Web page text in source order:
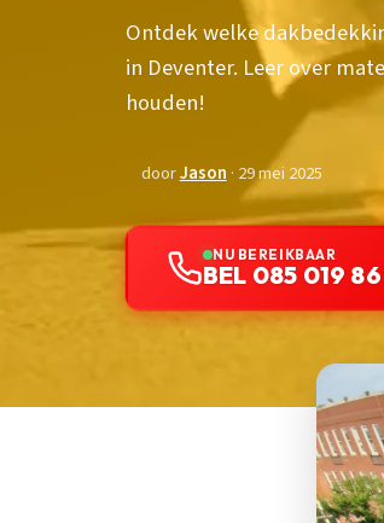
Ontdek welke
in Deventer. Leer over
houden!
doorJason · 29 mei 2025
NU BEREIKBAAR
BEL 085 019